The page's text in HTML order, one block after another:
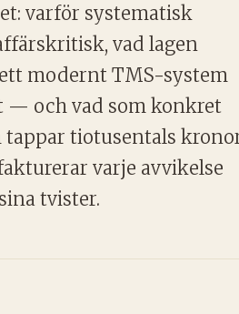
varför systematisk
vad lagen
modernt TMS-system
— och vad som konkret
tappar tiotusentals
varje avvikelse
tvister.